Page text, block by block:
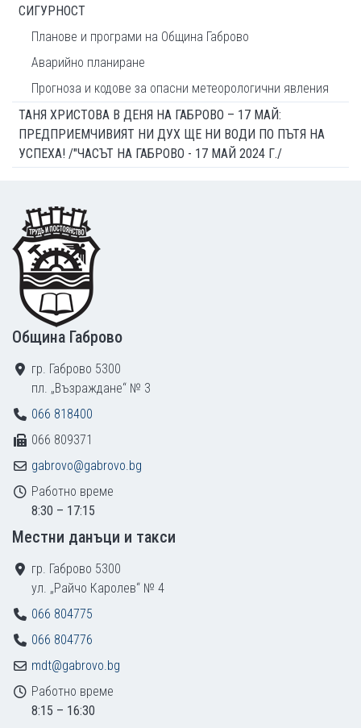
СИГУРНОСТ
Планове и програми на Община Габрово
Аварийно планиране
Прогноза и кодове за опасни метеорологични явления
ТАНЯ ХРИСТОВА В ДЕНЯ НА ГАБРОВО – 17 МАЙ:
ПРЕДПРИЕМЧИВИЯТ НИ ДУХ ЩЕ НИ ВОДИ ПО ПЪТЯ НА
УСПЕХА! /"ЧАСЪТ НА ГАБРОВО - 17 МАЙ 2024 Г./
Footer
Община Габрово
гр. Габрово 5300
пл. „Възраждане“ № 3
066 818400
066 809371
gabrovo@gabrovo.bg
Работно време
8:30 – 17:15
Местни данъци и такси
гр. Габрово 5300
ул. „Райчо Каролев“ № 4
066 804775
066 804776
mdt@gabrovo.bg
Работно време
8:15 – 16:30